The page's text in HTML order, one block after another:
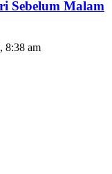
Sebelum Malam
8:38 am